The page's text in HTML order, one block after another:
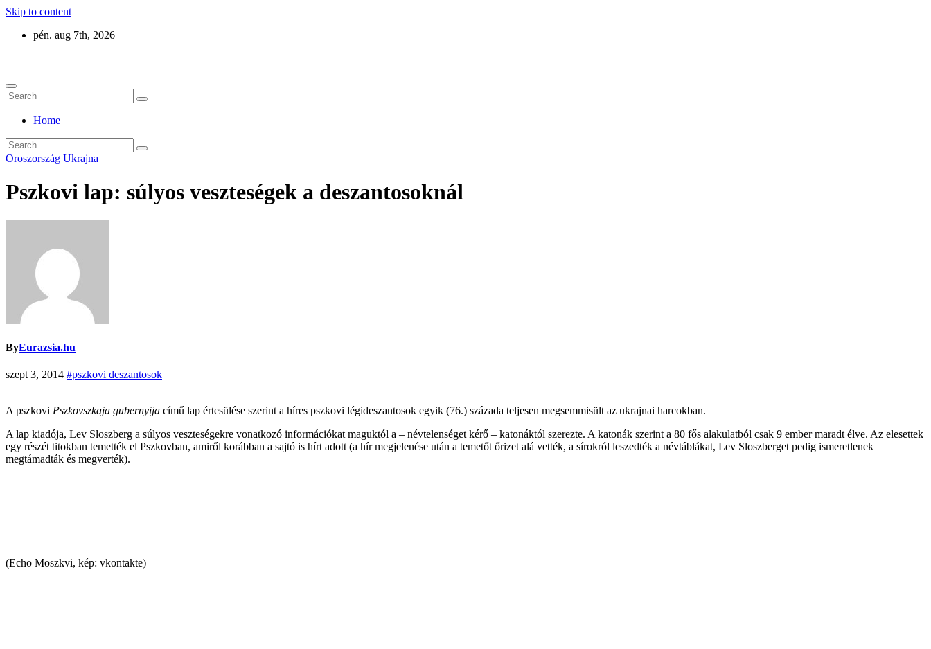
Skip to content
pén. aug 7th, 2026
Home
Oroszország Ukrajna
Pszkovi lap: súlyos veszteségek a deszantosoknál
ByEurazsia.hu
szept 3, 2014 #pszkovi deszantosok
A pszkovi Pszkovszkaja gubernyija című lap értesülése szerint a híres pszkovi légideszantosok egyik (76.) százada teljesen megsemmisült az ukrajnai harcokban.
A lap kiadója, Lev Sloszberg a súlyos veszteségekre vonatkozó információkat maguktól a – névtelenséget kérő – katonáktól szerezte. A katonák szerint a 80 fős alakulatból csak 9 ember maradt élve. Az elesettek
egy részét titokban temették el Pszkovban, amiről korábban a sajtó is hírt adott (a hír megjelenése után a temetőt őrizet alá vették, a sírokról leszedték a névtáblákat, Lev Sloszberget pedig ismeretlenek
megtámadták és megverték).
(Echo Moszkvi, kép: vkontakte)